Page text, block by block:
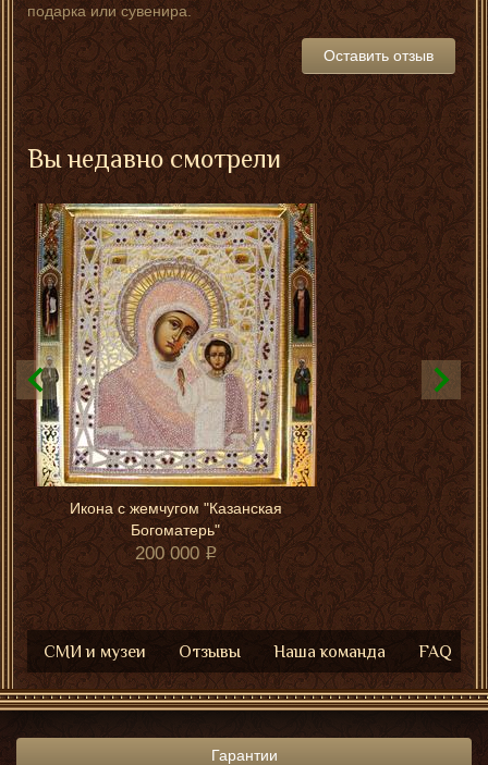
подарка или сувенира.
Оставить отзыв
Вы недавно смотрели
Икона с жемчугом "Казанская
Богоматерь"
200 000
СМИ и музеи Отзывы Наша команда FAQ
Гарантии